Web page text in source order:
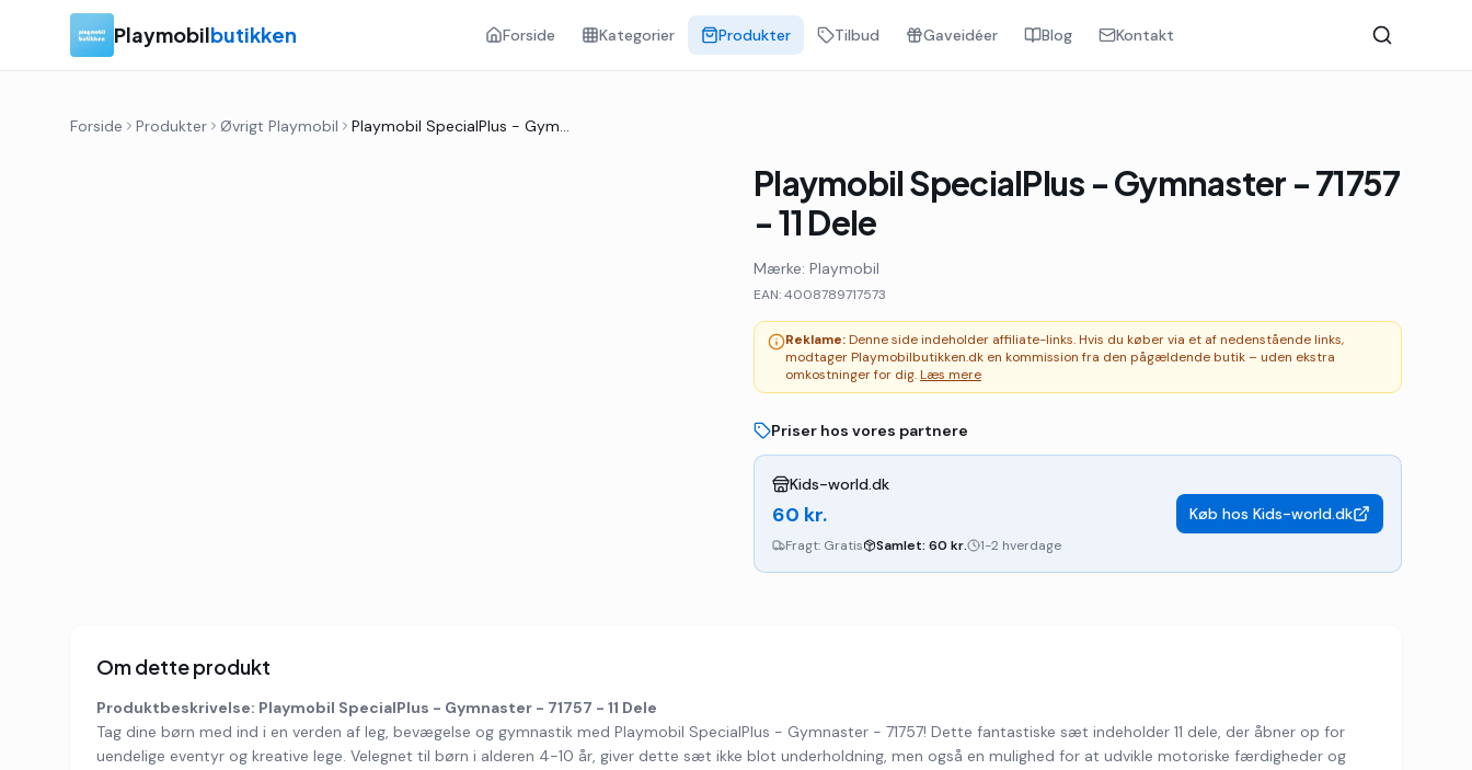
Playmobilbutikken Forside Kategorier Produkter Tilbud Gaveidéer Blog Kontakt
Forside Produkter Øvrigt Playmobil Playmobil SpecialPlus - Gymnaster - 71757 - 11 Dele
Playmobil SpecialPlus - Gymnaster - 71757
- 11 Dele
Mærke: Playmobil
EAN:4008789717573
Reklame:Denne side indeholder affiliate-links. Hvis du køber via et af nedenstående links,
modtager Playmobilbutikken.dk en kommission fra den pågældende butik – uden ekstra
omkostninger for dig.Læs mere
Priser hos vores partnere
Kids-world.dk
60 kr.
Fragt: Gratis Samlet: 60 kr. 1-2 hverdage
Køb hos Kids-world.dk
Om dette produkt
Produktbeskrivelse: Playmobil SpecialPlus - Gymnaster - 71757 - 11 Dele
Tag dine børn med ind i en verden af leg, bevægelse og gymnastik med Playmobil SpecialPlus - Gymnaster - 71757! Dette fantastiske sæt indeholder 11 dele, der åbner op for
uendelige eventyr og kreative lege. Velegnet til børn i alderen 4-10 år, giver dette sæt ikke blot underholdning, men også en mulighed for at udvikle motoriske færdigheder og